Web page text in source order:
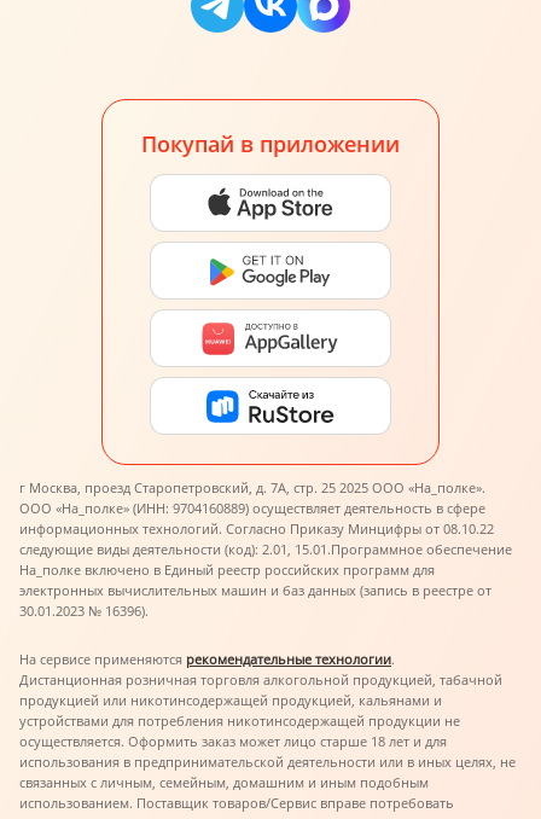
Покупай в приложении
г Москва, проезд Старопетровский, д. 7А, стр. 25 2025 ООО «На_полке».
ООО «На_полке» (ИНН: 9704160889) осуществляет деятельность в сфере
информационных технологий. Согласно Приказу Минцифры от 08.10.22
следующие виды деятельности (код): 2.01, 15.01.Программное обеспечение
На_полке включено в Единый реестр российских программ для
электронных вычислительных машин и баз данных (запись в реестре от
30.01.2023 № 16396).
На сервисе применяются рекомендательные технологии.
Дистанционная розничная торговля алкогольной продукцией, табачной
продукцией или никотинсодержащей продукцией, кальянами и
устройствами для потребления никотинсодержащей продукции не
осуществляется. Оформить заказ может лицо старше 18 лет и для
использования в предпринимательской деятельности или в иных целях, не
связанных с личным, семейным, домашним и иным подобным
использованием. Поставщик товаров/Сервис вправе потребовать